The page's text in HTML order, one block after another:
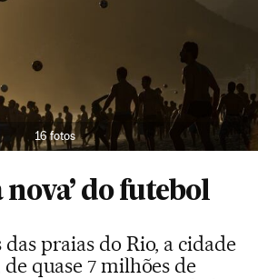
16 fotos
nova’ do futebol
das praias do Rio, a cidade
quase 7 milhões de